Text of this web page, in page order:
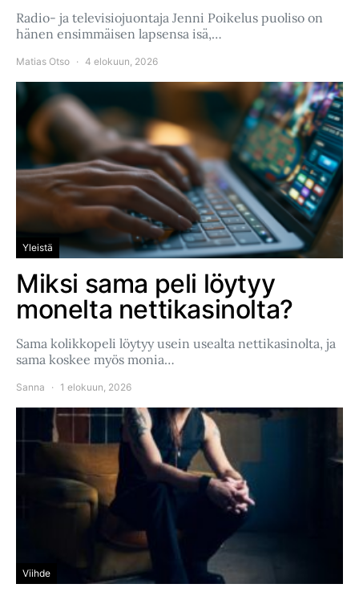
Radio- ja televisiojuontaja Jenni Poikelus puoliso on
hänen ensimmäisen lapsensa isä,…
Matias Otso 4 elokuun, 2026
Yleistä
Miksi sama peli löytyy
monelta nettikasinolta?
Sama kolikkopeli löytyy usein usealta nettikasinolta, ja
sama koskee myös monia…
Sanna 1 elokuun, 2026
Viihde